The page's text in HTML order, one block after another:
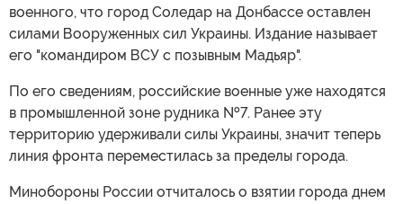
военного, что город Соледар на Донбассе оставлен
силами Вооруженных сил Украины. Издание называет
его "командиром ВСУ с позывным Мадьяр".
По его сведениям, российские военные уже находятся
в промышленной зоне рудника №7. Ранее эту
территорию удерживали силы Украины, значит теперь
линия фронта переместилась за пределы города.
Минобороны России отчиталось о взятии города днем